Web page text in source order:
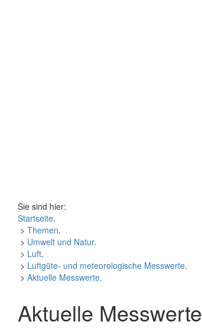
Sie sind hier:
Startseite.
> Themen.
> Umwelt und Natur.
> Luft.
> Luftgüte- und meteorologische Messwerte.
> Aktuelle Messwerte.
Aktuelle Messwerte